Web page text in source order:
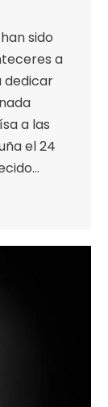
sido
a
dedicar
a las
el 24